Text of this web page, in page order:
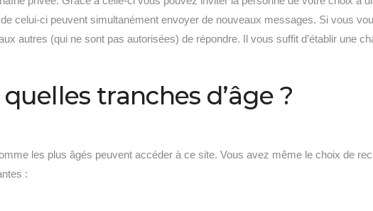
celui-ci peuvent simultanément envoyer de nouveaux messages. Si vous
autres (qui ne sont pas autorisées) de répondre. Il vous suffit d’établir une
tranches d’âge ?
les plus âgés peuvent accéder à ce site. Vous avez même le choix de
: